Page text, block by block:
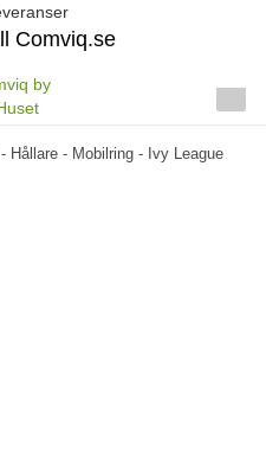
Comviq.se
- Hållare - Mobilring - Ivy League